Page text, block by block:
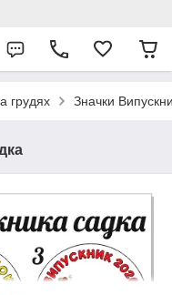
грудях Значки